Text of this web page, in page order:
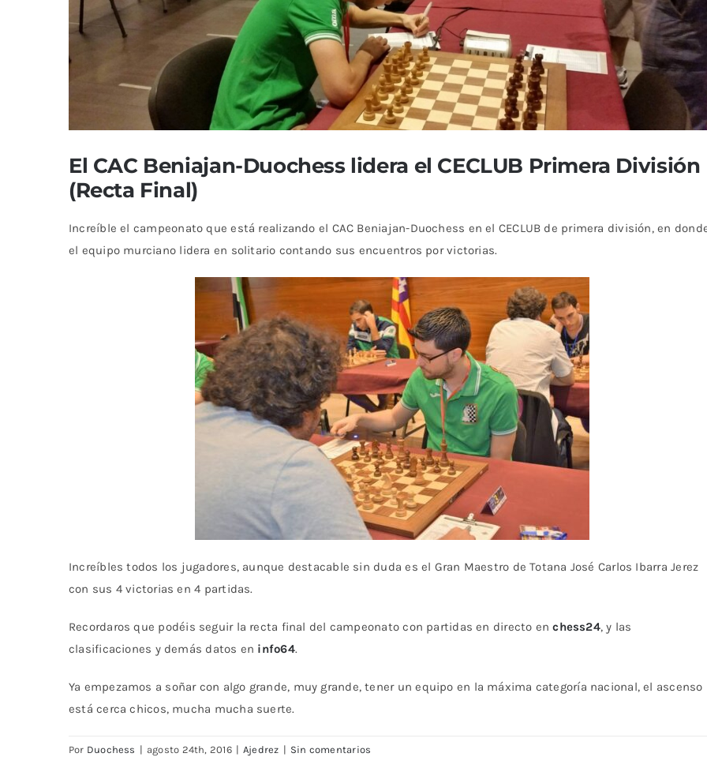
El CAC Beniajan-Duochess lidera el CECLUB Primera División
(Recta Final)
Increíble el campeonato que está realizando el CAC Beniajan-Duochess en el CECLUB de primera división, en
el equipo murciano lidera en solitario contando sus encuentros por victorias.
Increíbles todos los jugadores, aunque destacable sin duda es el Gran Maestro de Totana José Carlos Ibarra Jerez
con sus 4 victorias en 4 partidas.
Recordaros que podéis seguir la recta final del campeonato con partidas en directo enchess24, y las
clasificaciones y demás datos en info64.
Ya empezamos a soñar con algo grande, muy grande, tener un equipo en la máxima categoría nacional, el ascenso
está cerca chicos, mucha mucha suerte.
Por Duochess | agosto 24th, 2016 | Ajedrez | Sin comentarios